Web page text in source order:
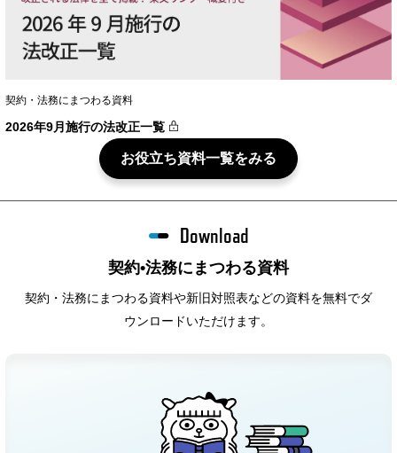
契約・法務にまつわる資料
2026年9月施行の法改正一覧
お役立ち資料一覧をみる
契約•法務にまつわる資料
Download
契約・法務にまつわる資料や新旧対照表などの資料を無料でダ
ウンロードいただけます。